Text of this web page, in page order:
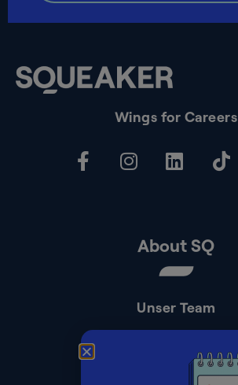
Wings for Careers
About SQ
Unser Team
Presse